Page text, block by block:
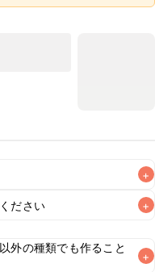
+
お早めにお召し上が
ださい +
外の種類でも作ること
+